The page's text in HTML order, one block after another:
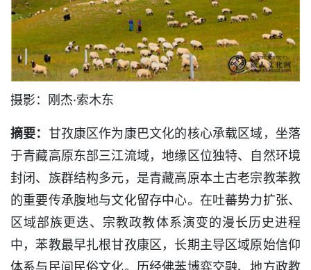
摄影：刚杰·索木东
摘要： 甘孜康区作为康巴文化的核心承载区域，坐落
于青藏高原东部三江流域，地缘区位独特、自然环境
封闭、族群结构多元，是青藏高原本土古老宗教苯教
的重要传承腹地与文化留存中心。在吐蕃势力扩张、
区域部族更迭、宗教政教体系演变的漫长历史进程
中，苯教最早扎根甘孜康区，长期主导区域原始信仰